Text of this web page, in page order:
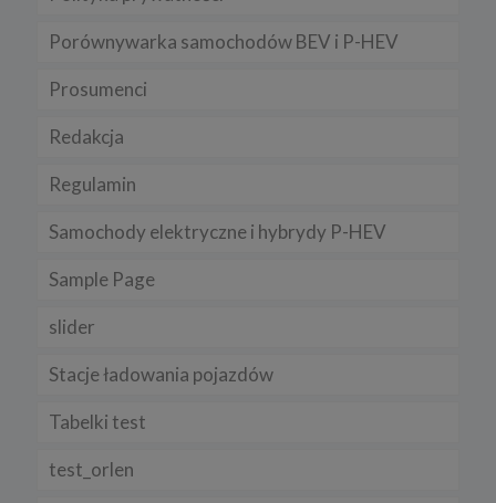
Porównywarka samochodów BEV i P-HEV
Prosumenci
Redakcja
Regulamin
Samochody elektryczne i hybrydy P-HEV
Sample Page
slider
Stacje ładowania pojazdów
Tabelki test
test_orlen